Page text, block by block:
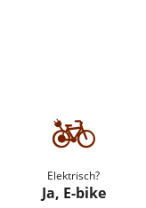
Elektrisch?
Ja, E-bike